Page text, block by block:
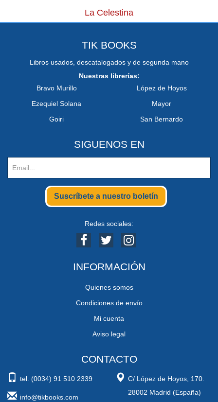
La Celestina
TIK BOOKS
Libros usados, descatalogados y de segunda mano
Nuestras librerías:
Bravo Murillo
Ezequiel Solana
Goiri
López de Hoyos
Mayor
San Bernardo
SIGUENOS EN
Suscríbete a nuestro boletín
Redes sociales:
INFORMACIÓN
Quienes somos
Condiciones de envío
Mi cuenta
Aviso legal
CONTACTO
tel. (0034) 91 510 2339
info@tikbooks.com
C/ López de Hoyos, 170.
28002 Madrid (España)